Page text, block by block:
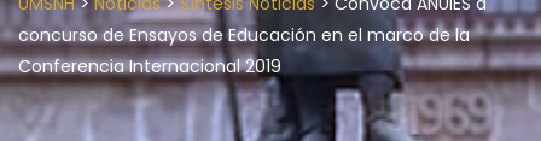
concurso de Ensayos de Educación en el marco de la
Conferencia Internacional 2019